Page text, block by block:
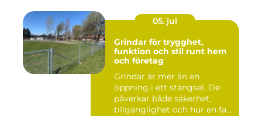
05. jul
Grindar för trygghet,
funktion och stil runt hem
och företag
Grindar är mer än en
öppning i ett stängsel. De
påverkar både säkerhet,
tillgänglighet och hur en fa...